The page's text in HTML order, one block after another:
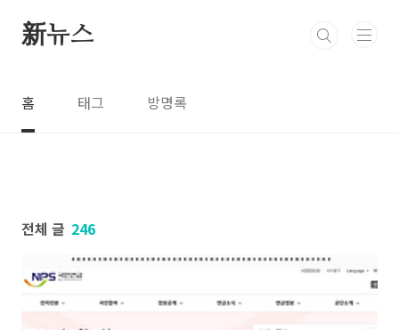
新뉴스
홈 태그 방명록
전체 글 246